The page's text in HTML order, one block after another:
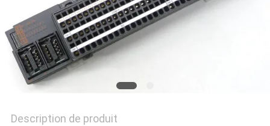
DEMANDE
DE
Description de produit